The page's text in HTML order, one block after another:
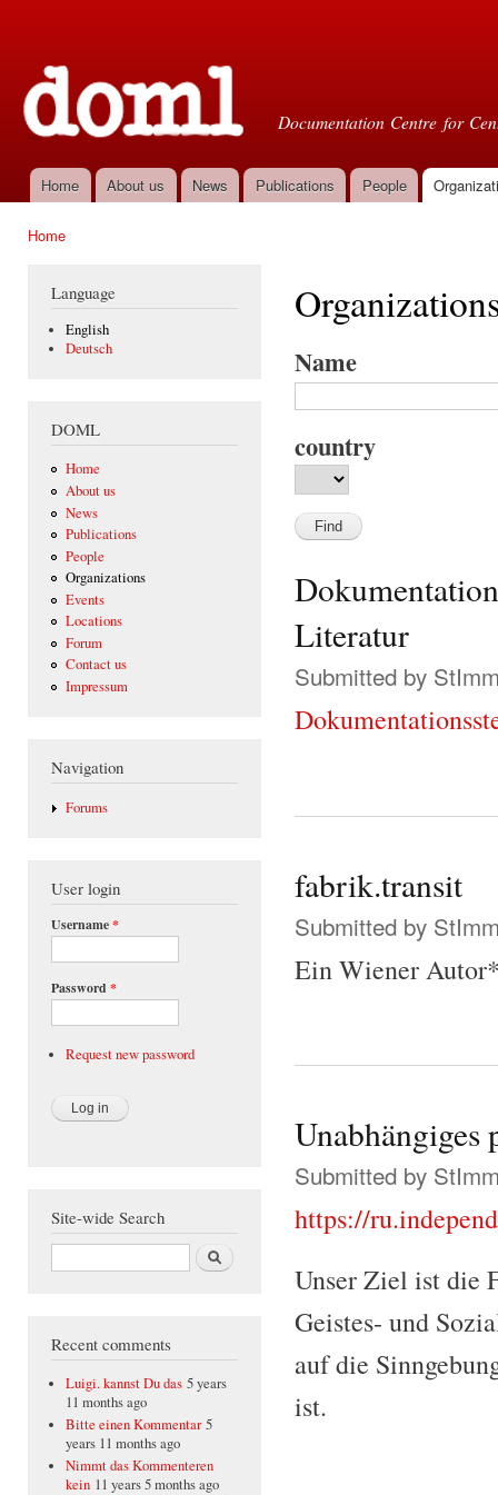
Documentation Centre for
Main menu
Home About us News Publications People
Home
Language
English
Deutsch
DOML
Home
About us
News
Publications
People
Organizations
Events
Locations
Forum
Contact us
Impressum
Navigation
Forums
User login
Username*
Password *
Request new password
Site-wide Search
Search
Recent comments
Luigi. kannst Du das 5 years
11 months ago
Bitte einen Kommentar 5
years 11 months ago
Nimmt das Kommenteren
kein 11 years 5 months ago
Name
country
Literatur
Submitted by
fabrik.transit
Submitted by
Ein Wiener
Unabhängiges
Submitted by
https://
Unser Ziel ist die
Geistes- und
auf die
ist.